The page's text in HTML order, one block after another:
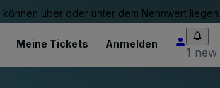
über oder unter dem Nennwert liegen.
Meine Tickets Anmelden
1